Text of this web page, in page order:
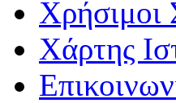
Χρήσιμοι
Χάρτης